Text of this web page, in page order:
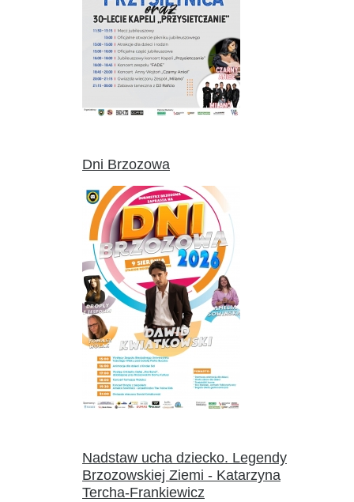
Dni Brzozowa
Nadstaw ucha dziecko. Legendy
Brzozowskiej Ziemi - Katarzyna
Tercha-Frankiewicz